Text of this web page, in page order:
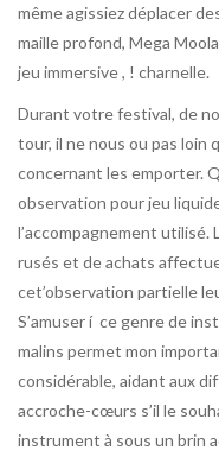
même agissiez déplacer
maille profond, Mega
jeu immersive , ! charnelle.
Durant votre festival, de
tour, il ne nous ou pas loin
concernant les emporter.
observation pour jeu
l’accompagnement utilisé.
rusés et de achats
cet’observation partielle
S’amuser í ce genre de
malins permet mon
considérable, aidant aux
accroche-cœurs s’il le
instrument à sous un brin